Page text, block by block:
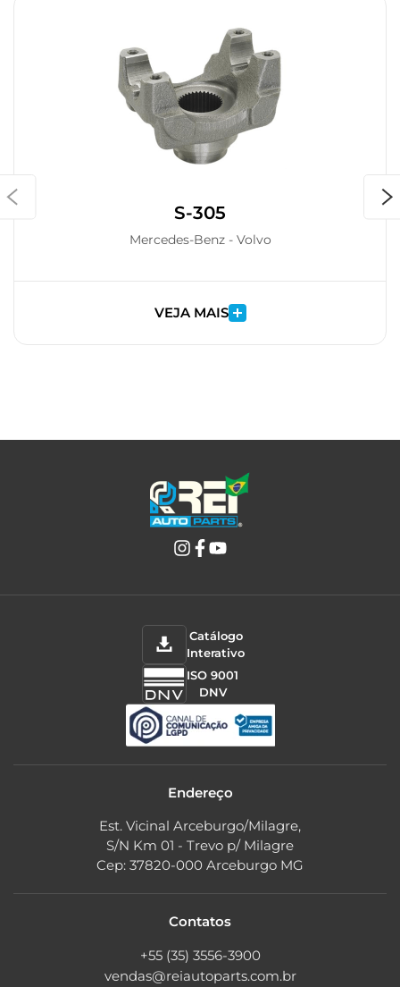
S-305
Mercedes-Benz - Volvo
VEJA MAIS
Catálogo
Interativo
ISO 9001
DNV
Endereço
Est. Vicinal Arceburgo/Milagre,
S/N Km 01 - Trevo p/ Milagre
Cep: 37820-000 Arceburgo MG
Contatos
+55 (35) 3556-3900
vendas@reiautoparts.com.br